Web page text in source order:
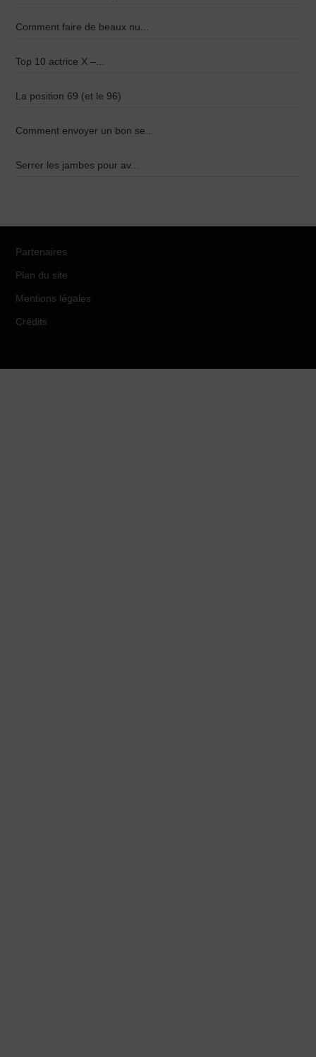
Comment faire de beaux nu...
Top 10 actrice X –...
La position 69 (et le 96)
Comment envoyer un bon se...
Serrer les jambes pour av...
Partenaires
Plan du site
Mentions légales
Crédits